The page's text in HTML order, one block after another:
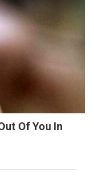
Of You In